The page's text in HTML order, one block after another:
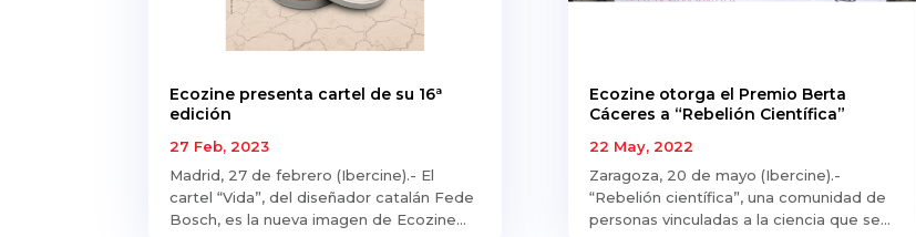
Ecozine presenta cartel de su 16ª
edición
27 Feb, 2023
Madrid, 27 de febrero (Ibercine).- El
cartel “Vida”, del diseñador catalán Fede
Bosch, es la nueva imagen de Ecozine...
Ecozine otorga el Premio Berta
Cáceres a “Rebelión Científica”
22 May, 2022
Zaragoza, 20 de mayo (Ibercine).-
“Rebelión científica”, una comunidad de
personas vinculadas a la ciencia que se...